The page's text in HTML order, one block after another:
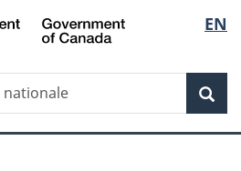
Passer
au
principal
Passer
à
Au
du
Passer
à
version
simplifiée
de
la
EN